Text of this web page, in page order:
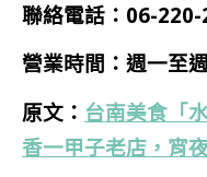
聯絡電話： 06-
營業時間：週一至
原文： 台南美食「
香一甲子老店，宵